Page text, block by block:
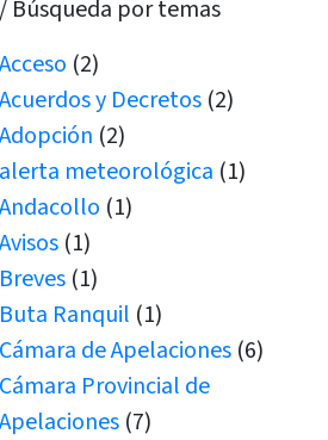
/ Búsqueda por temas
Acceso (2)
Acuerdos y Decretos (2)
Adopción (2)
alerta meteorológica (1)
Andacollo (1)
Avisos (1)
Breves (1)
Buta Ranquil (1)
Cámara de Apelaciones (6)
Cámara Provincial de
Apelaciones (7)